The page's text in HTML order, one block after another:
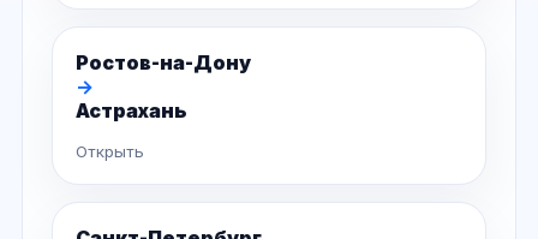
Ростов-на-Дону
→
Астрахань
Открыть